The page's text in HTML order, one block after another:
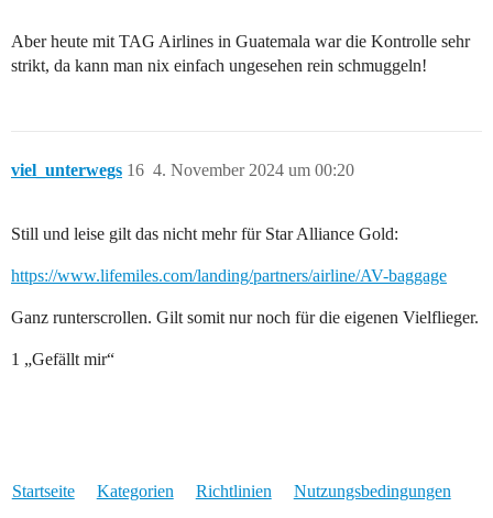
Aber heute mit TAG Airlines in Guatemala war die Kontrolle sehr
strikt, da kann man nix einfach ungesehen rein schmuggeln!
viel_unterwegs 4. November 2024 um 00:20
16
Still und leise gilt das nicht mehr für Star Alliance Gold:
https://www.lifemiles.com/landing/partners/airline/AV-baggage
Ganz runterscrollen. Gilt somit nur noch für die eigenen Vielflieger.
1 „Gefällt mir“
Startseite Kategorien Richtlinien Nutzungsbedingungen